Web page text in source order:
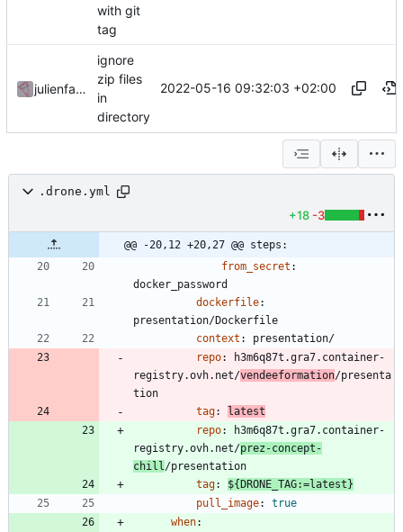
with git
tag
julienfastre
ignore
zip files
in
directory
2022-05-16 09:32:03 +02:00
.drone.yml
+18 -3
@@ -20,12 +20,27 @@ steps:
from_secret :
docker_password
dockerfile:
presentation/Dockerfile
context :
presentation/
repo:
h3m6q87t.gra7.container-
registry.ovh.net/vendeeformation/presenta
tion
tag:
latest
repo:
h3m6q87t.gra7.container-
registry.ovh.net/prez-concept-
chill /presentation
tag:
${DRONE_TAG:=latest}
pull_image:
true
when: